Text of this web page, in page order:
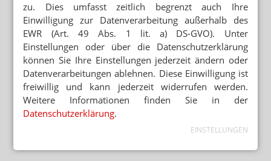
zu. Dies umfasst zeitlich begrenzt auch Ihre
Einwilligung zur Datenverarbeitung außerhalb des
EWR (Art. 49 Abs. 1 lit. a) DS-GVO). Unter
Einstellungen oder über die Datenschutzerklärung
können Sie Ihre Einstellungen jederzeit ändern oder
Datenverarbeitungen ablehnen. Diese Einwilligung ist
freiwillig und kann jederzeit widerrufen werden.
Weitere Informationen finden Sie in der
Datenschutzerklärung.
EINSTELLUNGEN